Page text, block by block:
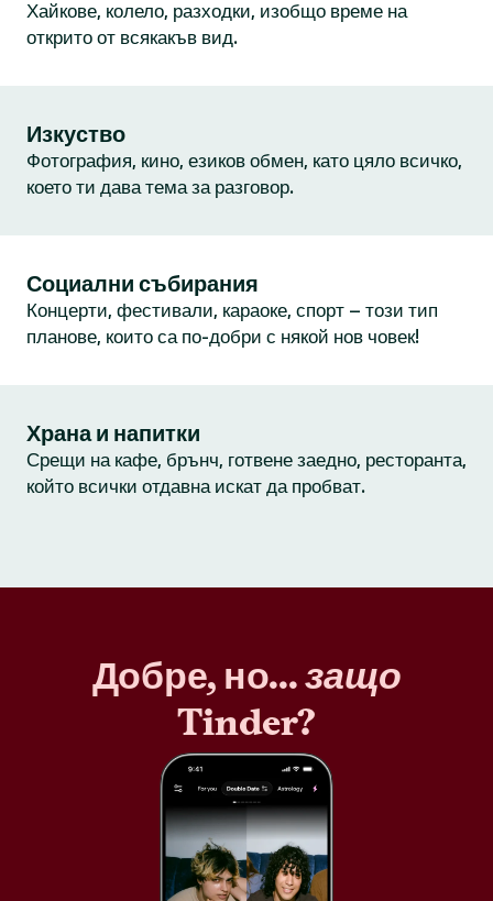
Хайкове, колело, разходки, изобщо време на
открито от всякакъв вид.
Изкуство
Фотография, кино, езиков обмен, като цяло всичко,
което ти дава тема за разговор.
Социални събирания
Концерти, фестивали, караоке, спорт – този тип
планове, които са по-добри с някой нов човек!
Храна и напитки
Срещи на кафе, брънч, готвене заедно, ресторанта,
който всички отдавна искат да пробват.
Добре, но...защо
Tinder?